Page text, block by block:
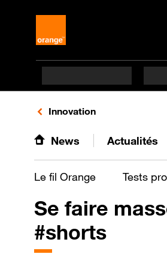
Retours vers le listing de
Innovation
News Actualités
Le fil Orange Tests
Se faire
#shorts